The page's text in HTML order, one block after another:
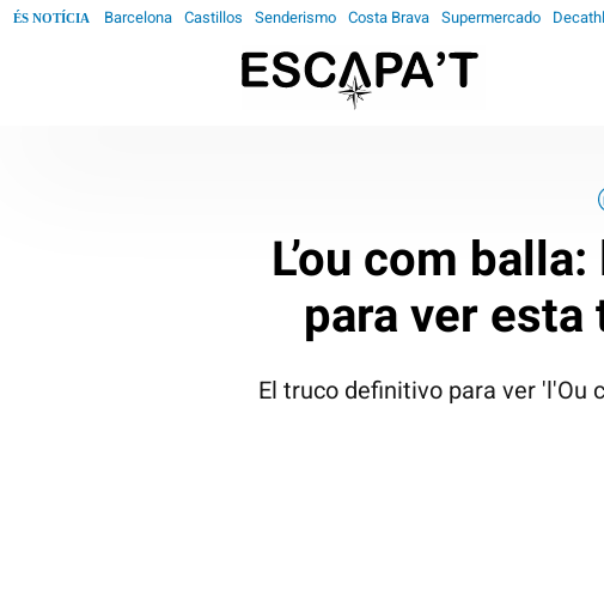
ÉS NOTÍCIA Barcelona Castillos Senderismo Costa Brava Supermercado
L’ou com
para ver
El truco definitivo para ver 'l'Ou